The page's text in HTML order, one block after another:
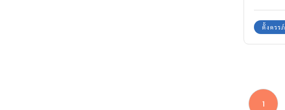
ตั้งครรภ์
1